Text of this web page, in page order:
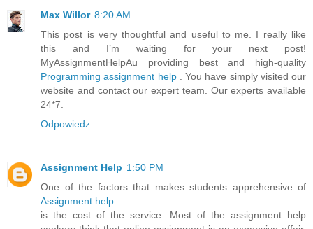
Max Willor 8:20 AM
This post is very thoughtful and useful to me. I really like
this and I’m waiting for your next post!
MyAssignmentHelpAu providing best and high-quality
Programming assignment help
. You have simply visited our
website and contact our expert team. Our experts available
24*7.
Odpowiedz
Assignment Help 1:50 PM
One of the factors that makes students apprehensive of
Assignment help
is the cost of the service. Most of the assignment help